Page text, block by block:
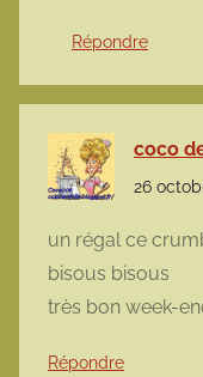
Répondre
coco
26
un régal ce
bisous bisous
très bon week-
Répondre